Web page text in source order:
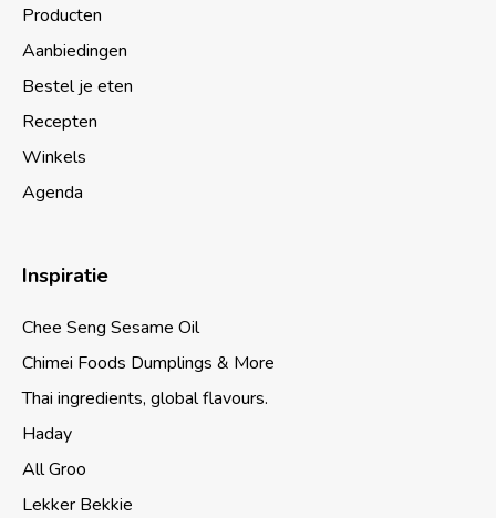
Producten
Aanbiedingen
Bestel je eten
Recepten
Winkels
Agenda
Inspiratie
Chee Seng Sesame Oil
Chimei Foods Dumplings & More
Thai ingredients, global flavours.
Haday
All Groo
Lekker Bekkie